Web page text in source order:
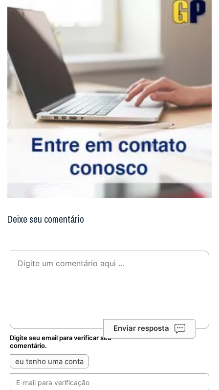
Deixe seu comentário
Enviar resposta
Digite seu email para verificar seu
comentário.
eu tenho uma conta